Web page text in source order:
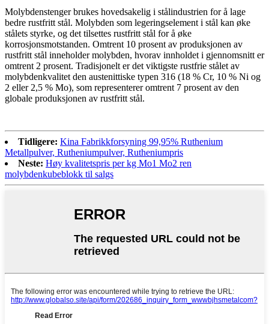
Molybdenstenger brukes hovedsakelig i stålindustrien for å lage
bedre rustfritt stål. Molybden som legeringselement i stål kan øke
stålets styrke, og det tilsettes rustfritt stål for å øke
korrosjonsmotstanden. Omtrent 10 prosent av produksjonen av
rustfritt stål inneholder molybden, hvorav innholdet i gjennomsnitt er
omtrent 2 prosent. Tradisjonelt er det viktigste rustfrie stålet av
molybdenkvalitet den austenittiske typen 316 (18 % Cr, 10 % Ni og
2 eller 2,5 % Mo), som representerer omtrent 7 prosent av den
globale produksjonen av rustfritt stål.
Tidligere: Kina Fabrikkforsyning 99,95% Ruthenium
Metallpulver, Rutheniumpulver, Rutheniumpris
Neste: Høy kvalitetspris per kg Mo1 Mo2 ren
molybdenkubeblokk til salgs